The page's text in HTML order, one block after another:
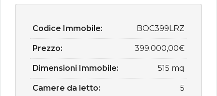
Codice Immobile: BOC399LRZ
Prezzo: 399.000,00€
Dimensioni Immobile: 515 mq
Camere da letto: 5